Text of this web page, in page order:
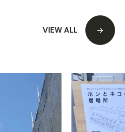
VIEW ALL